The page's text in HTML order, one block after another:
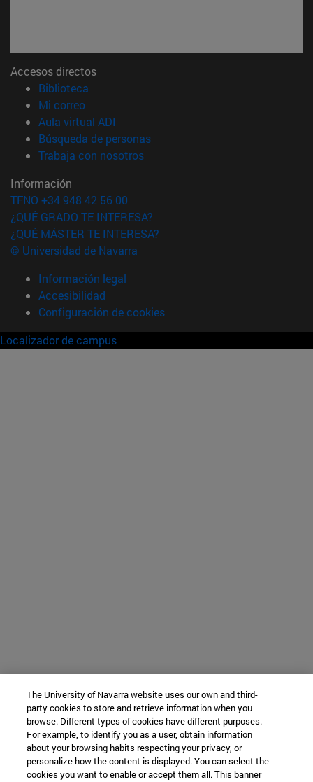
Accesos directos
Biblioteca
Mi correo(abre en nueva ventana)
Aula virtual ADI
Búsqueda de personas(abre en nueva ventana)
Trabaja con nosotros(abre en nueva ventana)
Información
TFNO +34 948 42 56 00
¿QUÉ GRADO TE INTERESA?
¿QUÉ MÁSTER TE INTERESA?
© Universidad de Navarra
Información legal
Accesibilidad
Configuración de cookies
Localizador de campus
The University of Navarra website uses our own and third-
party cookies to store and retrieve information when you
browse. Different types of cookies have different purposes.
For example, to identify you as a user, obtain information
about your browsing habits respecting your privacy, or
personalize how the content is displayed. You can select the
cookies you want to enable or accept them all. This banner